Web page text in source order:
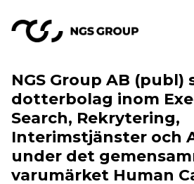
NGS Group AB (publ)
dotterbolag inom
Search, Rekrytering,
Interimstjänster och
under det
varumärket Human